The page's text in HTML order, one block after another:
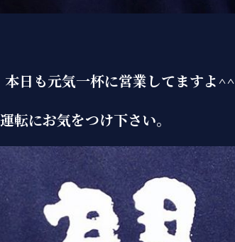
日も元気一杯に営業してますよ^^
転にお気をつけ下さい。